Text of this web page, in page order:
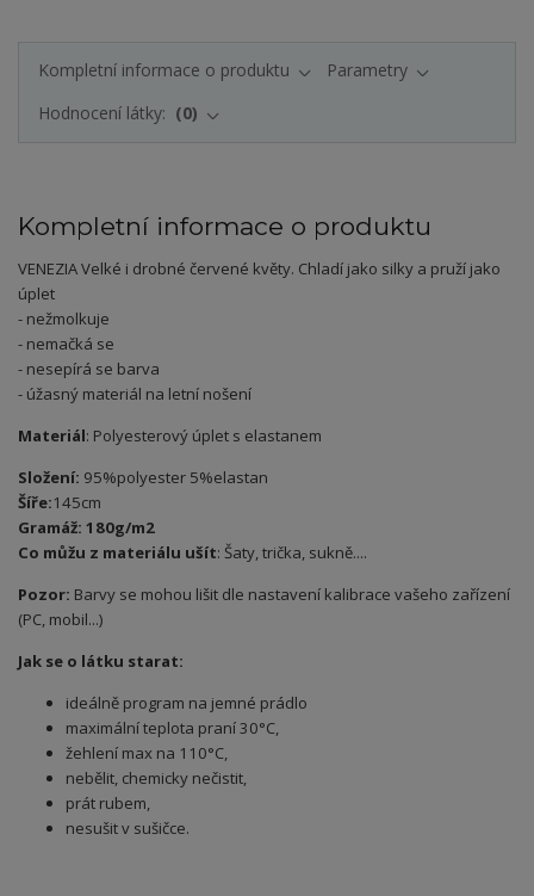
Kompletní informace o produktu
Parametry
Hodnocení látky:
0
Kompletní informace o produktu
VENEZIA Velké i drobné červené květy. Chladí jako silky a pruží jako
úplet
- nežmolkuje
- nemačká se
- nesepírá se barva
- úžasný materiál na letní nošení
Materiál: Polyesterový úplet s elastanem
Složení: 95%polyester 5%elastan
Šíře:145cm
Gramáž: 180g/m2
Co můžu z materiálu ušít: Šaty, trička, sukně....
Pozor: Barvy se mohou lišit dle nastavení kalibrace vašeho zařízení
(PC, mobil...)
Jak se o látku starat:
ideálně program na jemné prádlo
maximální teplota praní 30°C,
žehlení max na 110°C,
nebělit, chemicky nečistit,
prát rubem,
nesušit v sušičce.